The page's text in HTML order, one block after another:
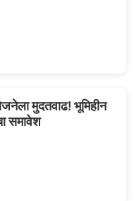
मुदतवाढ! भूमिहीन
समावेश